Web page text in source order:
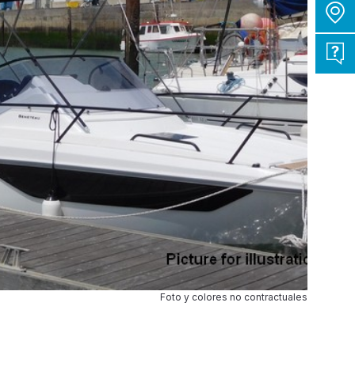
Foto y colores no contractuales